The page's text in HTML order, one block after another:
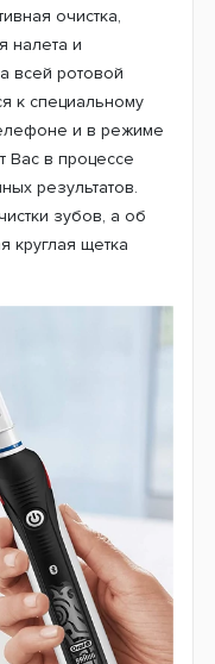
очистка,
налета и
всей ротовой
к специальному
и в режиме
Вас в процессе
результатов.
зубов, а об
круглая щетка